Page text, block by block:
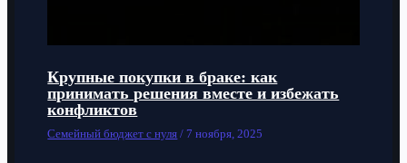
Крупные покупки в браке: как
принимать решения вместе и избежать
конфликтов
Семейный бюджет с нуля /7 ноября, 2025